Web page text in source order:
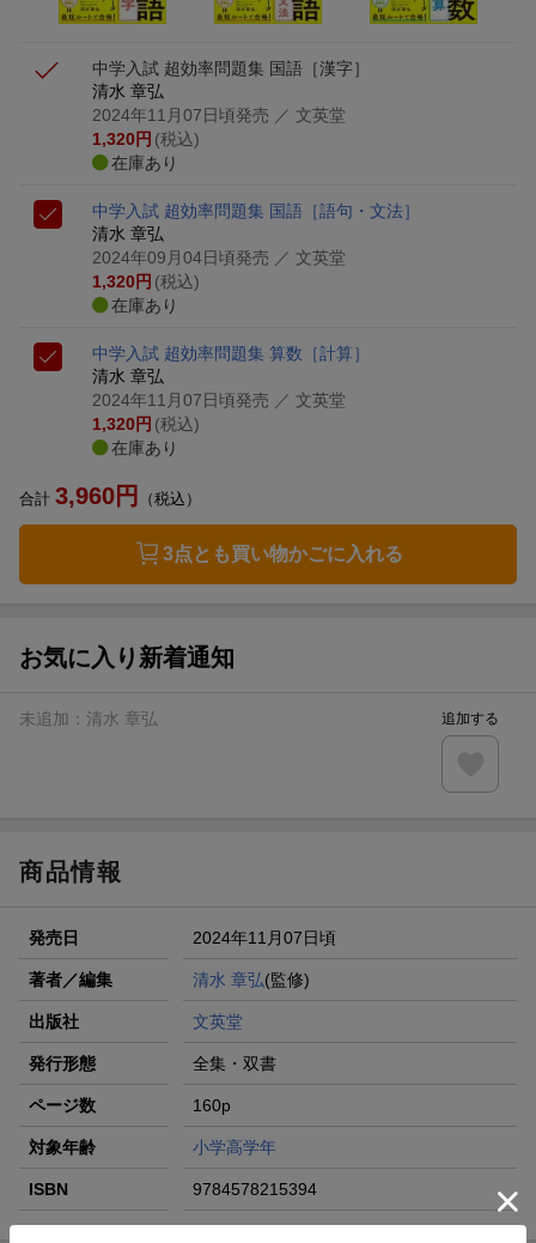
中学入試 超効率問題集 国語［漢字］
清水 章弘
2024年11月07日頃発売 ／ 文英堂
1,320円 (税込)
在庫あり
中学入試 超効率問題集 国語［語句・文法］
清水 章弘
2024年09月04日頃発売 ／ 文英堂
1,320円 (税込)
在庫あり
中学入試 超効率問題集 算数［計算］
清水 章弘
2024年11月07日頃発売 ／ 文英堂
1,320円 (税込)
在庫あり
合計 3,960円 （税込）
3点とも買い物かごに入れる
お気に入り新着通知
未追加： 清水 章弘 追加する
商品情報
発売日 2024年11月07日頃
著者／編集 清水 章弘(監修)
出版社 文英堂
発行形態 全集・双書
ページ数 160p
対象年齢 小学高学年
ISBN 9784578215394